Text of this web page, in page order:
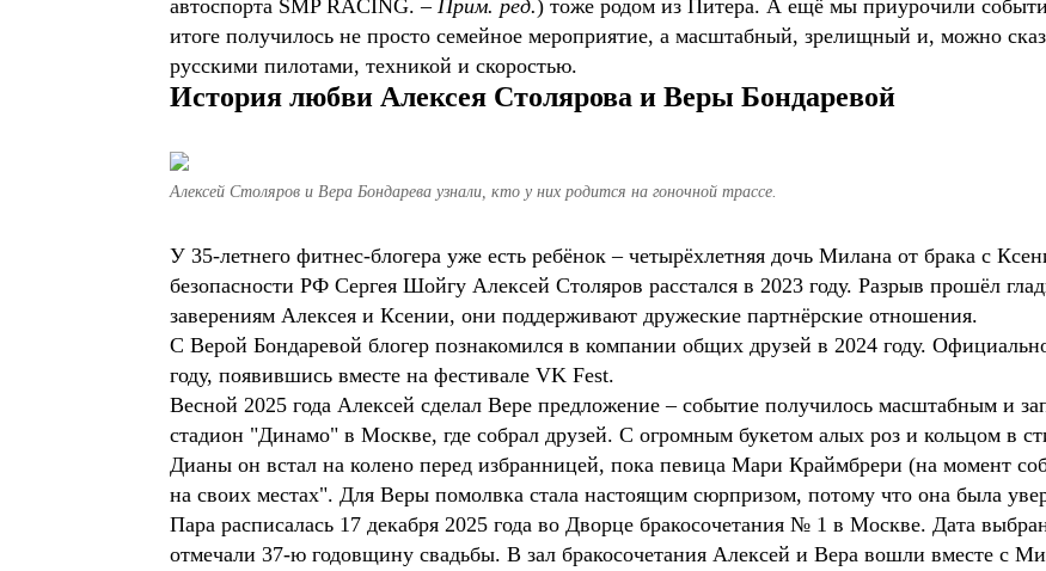
автоспорта SMP RACING. – Прим. ред.) тоже родом из Питера. А ещё мы приурочили
итоге получилось не просто семейное мероприятие, а масштабный, зрелищный и, можно
русскими пилотами, техникой и скоростью.
История любви Алексея Столярова и Веры Бондаревой
Алексей Столяров и Вера Бондарева узнали, кто у них родится на гоночной трассе.
У 35-летнего фитнес-блогера уже есть ребёнок – четырёхлетняя дочь Милана от брака с
безопасности РФ Сергея Шойгу Алексей Столяров расстался в 2023 году. Разрыв прошёл
заверениям Алексея и Ксении, они поддерживают дружеские партнёрские отношения.
С Верой Бондаревой блогер познакомился в компании общих друзей в 2024 году.
году, появившись вместе на фестивале VK Fest.
Весной 2025 года Алексей сделал Вере предложение – событие получилось масштабным и
стадион "Динамо" в Москве, где собрал друзей. С огромным букетом алых роз и кольцом в
Дианы он встал на колено перед избранницей, пока певица Мари Краймбрери (на момент
на своих местах". Для Веры помолвка стала настоящим сюрпризом, потому что она была
Пара расписалась 17 декабря 2025 года во Дворце бракосочетания № 1 в Москве. Дата
отмечали 37‑ю годовщину свадьбы. В зал бракосочетания Алексей и Вера вошли вместе с